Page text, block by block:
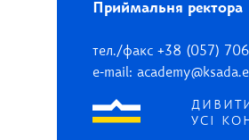
Приймальня ректора
тел./факс +38 (057)
e-mail:
УСІ